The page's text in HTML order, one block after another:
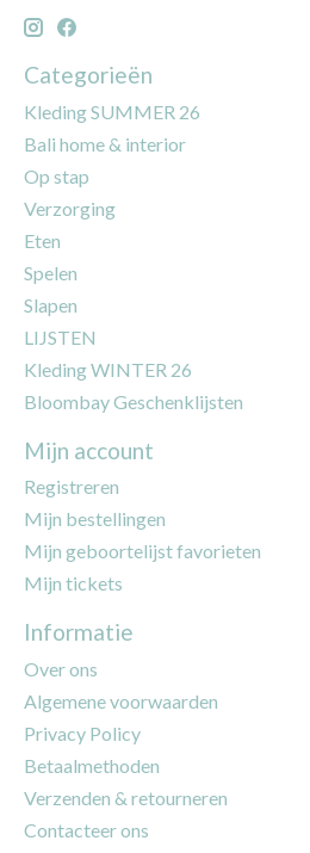
Categorieën
Kleding SUMMER 26
Bali home & interior
Op stap
Verzorging
Eten
Spelen
Slapen
LIJSTEN
Kleding WINTER 26
Bloombay Geschenklijsten
Mijn account
Registreren
Mijn bestellingen
Mijn geboortelijst favorieten
Mijn tickets
Informatie
Over ons
Algemene voorwaarden
Privacy Policy
Betaalmethoden
Verzenden & retourneren
Contacteer ons